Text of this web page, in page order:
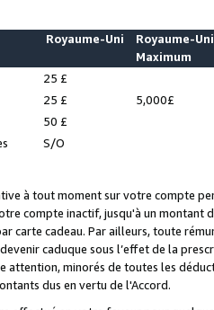
Royaume-Uni
Royaume-Uni
Maximum
25 £
25 £
5,000£
50 £
S/O
à tout moment sur votre compte
compte inactif, jusqu'à un montant
carte cadeau. Par ailleurs, toute
caduque sous l’effet de la
attention, minorés de toutes les
dus en vertu de l'Accord.